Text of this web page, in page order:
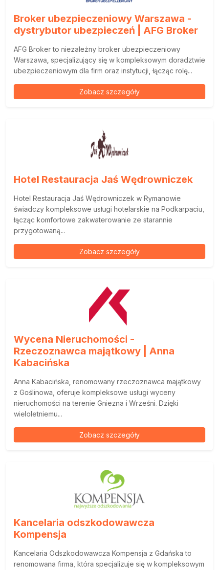
Broker ubezpieczeniowy Warszawa -
dystrybutor ubezpieczeń | AFG Broker
AFG Broker to niezależny broker ubezpieczeniowy
Warszawa, specjalizujący się w kompleksowym doradztwie
ubezpieczeniowym dla firm oraz instytucji, łącząc rolę...
Zobacz szczegóły
Hotel Restauracja Jaś Wędrowniczek
Hotel Restauracja Jaś Wędrowniczek w Rymanowie
świadczy kompleksowe usługi hotelarskie na Podkarpaciu,
łącząc komfortowe zakwaterowanie ze starannie
przygotowaną...
Zobacz szczegóły
Wycena Nieruchomości -
Rzeczoznawca majątkowy | Anna
Kabacińska
Anna Kabacińska, renomowany rzeczoznawca majątkowy
z Goślinowa, oferuje kompleksowe usługi wyceny
nieruchomości na terenie Gniezna i Wrześni. Dzięki
wieloletniemu...
Zobacz szczegóły
Kancelaria odszkodowawcza
Kompensja
Kancelaria Odszkodowawcza Kompensja z Gdańska to
renomowana firma, która specjalizuje się w kompleksowym